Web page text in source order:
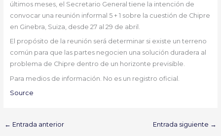
últimos meses, el Secretario General tiene la intención de
convocar una reunión informal 5 + 1 sobre la cuestión de Chipre
en Ginebra, Suiza, desde 27 al 29 de abril.
El propósito de la reunión será determinar si existe un terreno
común para que las partes negocien una solución duradera al
problema de Chipre dentro de un horizonte previsible.
Para medios de información. No es un registro oficial.
Source
← Entrada anterior Entrada siguiente →